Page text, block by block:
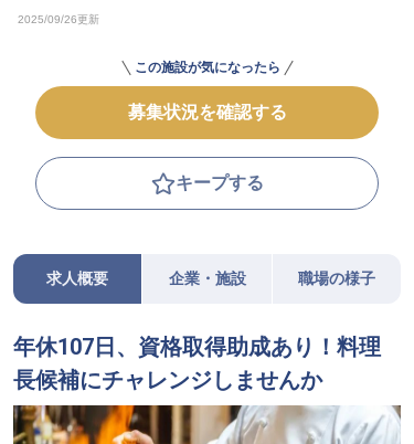
この施設が気になったら
募集状況を確認する
キープする
求人概要 企業・施設 職場の様子
年休107日、資格取得助成あり！料理
長候補にチャレンジしませんか